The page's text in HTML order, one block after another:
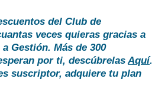
del Club de
veces quieras gracias a
Gestión. Más de 300
por ti, descúbrelasAquí.
suscriptor, adquiere tu plan